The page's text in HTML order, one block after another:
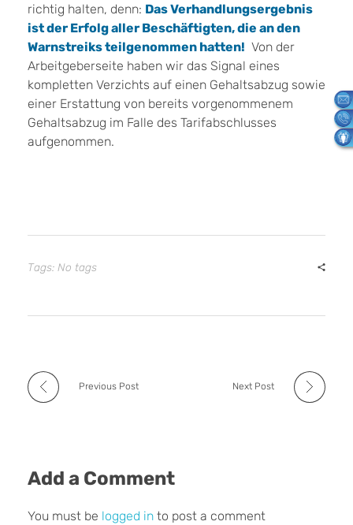
richtig halten, denn: Das Verhandlungsergebnis
ist der Erfolg aller Beschäftigten, die an den
Warnstreiks teilgenommen hatten! Von der
Arbeitgeberseite haben wir das Signal eines
kompletten Verzichts auf einen Gehaltsabzug sowie
einer Erstattung von bereits vorgenommenem
Gehaltsabzug im Falle des Tarifabschlusses
aufgenommen.
Tags: No tags
Previous Post Next Post
Add a Comment
You must be logged in to post a comment